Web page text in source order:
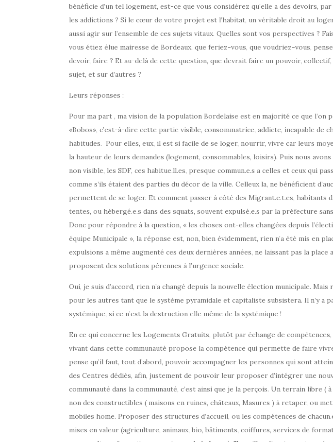
bénéficie d’un tel logement, est-ce que vous considérez qu’elle a des devoirs,
les addictions ? Si le cœur de votre projet est l’habitat, un véritable droit au
aussi agir sur l’ensemble de ces sujets vitaux. Quelles sont vos perspectives ?
vous étiez élue mairesse de Bordeaux, que feriez-vous, que voudriez-vous,
devoir, faire ? Et au-delà de cette question, que devrait faire un pouvoir,
sujet, et sur d’autres ?
Leurs réponses :
Pour ma part , ma vision de la population Bordelaise est en majorité ce que l’on
«Bobos», c’est-à-dire cette partie visible, consommatrice, addicte, incapable de
habitudes. Pour elles, eux, il est si facile de se loger, nourrir, vivre car leurs
la hauteur de leurs demandes (logement, consommables, loisirs). Puis nous
non visible, les SDF, ces habitue.ll.es, presque commun.e.s a celles et ceux qui
comme s’ils étaient des parties du décor de la ville. Celleux la, ne bénéficient
permettent de se loger. Et comment passer à côté des Migrant.e.t.es, habitants
tentes, ou hébergé.e.s dans des squats, souvent expulsé.e.s par la préfecture
Donc pour répondre à la question, « les choses ont-elles changées depuis
équipe Municipale », la réponse est, non, bien évidemment, rien n’a été mis en
expulsions a même augmenté ces deux dernières années, ne laissant pas la place
proposent des solutions pérennes à l’urgence sociale.
Oui, je suis d’accord, rien n’a changé depuis la nouvelle élection municipale. Mais
pour les autres tant que le système pyramidale et capitaliste subsistera. Il n’y a
systémique, si ce n’est la destruction elle même de la systémique !
En ce qui concerne les Logements Gratuits, plutôt par échange de
vivant dans cette communauté propose la compétence qui permette de faire
pense qu’il faut, tout d’abord, pouvoir accompagner les personnes qui sont
des Centres dédiés, afin, justement de pouvoir leur proposer d’intégrer une
communauté dans la communauté, c’est ainsi que je la perçois. Un terrain libre (
non des constructibles ( maisons en ruines, châteaux, Masures ) à retaper, ou
mobiles home. Proposer des structures d’accueil, ou les compétences de
mises en valeur (agriculture, animaux, bio, bâtiments, coiffures, services de